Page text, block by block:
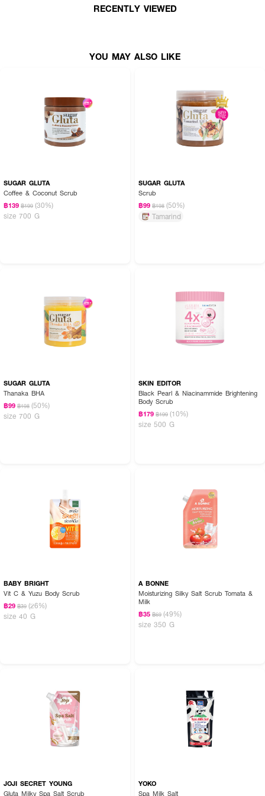
ใช้ขัดผิวที่แห้งหรือเปียดหมาด แล้วล้างออกด้วยนํ้าสะอาด (ผลลัพธ์ที่ได้ขึ้นอยู่กับ
RECENTLY VIEWED
YOU MAY ALSO LIKE
SUGAR GLUTA
Coffee & Coconut Scrub
฿139 ฿199 (30%)
size 700 G
SUGAR GLUTA
Scrub
฿99 ฿198 (50%)
Tamarind
SUGAR GLUTA
Thanaka BHA
฿99 ฿198 (50%)
size 700 G
SKIN EDITOR
Black Pearl & Niacinammide Brightening
Body Scrub
฿179 ฿199 (10%)
size 500 G
BABY BRIGHT
Vit C & Yuzu Body Scrub
฿29 ฿39 (26%)
size 40 G
A BONNE
Moisturizing Silky Salt Scrub Tomata &
Milk
฿35 ฿69 (49%)
size 350 G
JOJI SECRET YOUNG
Gluta Milky Spa Salt Scrub
YOKO
Spa Milk Salt